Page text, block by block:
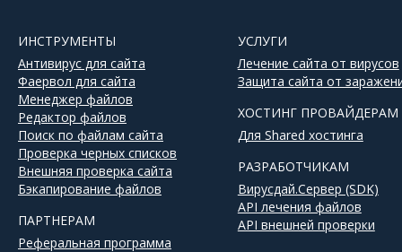
ИНСТРУМЕНТЫ
Антивирус для сайта
Фаервол для сайта
Менеджер файлов
Редактор файлов
Поиск по файлам сайта
Проверка черных списков
Внешняя проверка сайта
Бэкапирование файлов
ПАРТНЕРАМ
Реферальная программа
УСЛУГИ
Лечение сайта от вирусов
Защита сайта от
ХОСТИНГ ПРОВАЙДЕРАМ
Для Shared хостинга
РАЗРАБОТЧИКАМ
Вирусдай.Сервер (SDK)
API лечения файлов
API внешней проверки